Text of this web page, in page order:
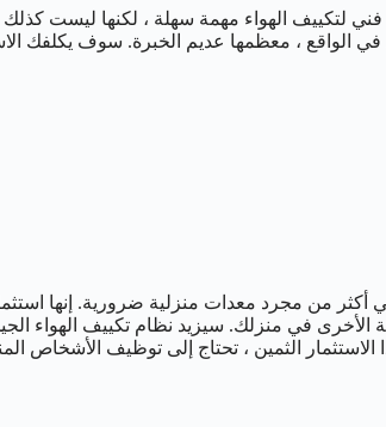
لتكييف الهواء مهمة سهلة ، لكنها ليست
في الواقع ، معظمها عديم الخبرة. سوف يكلفك
أكثر من مجرد معدات منزلية ضرورية. إنها
الأخرى في منزلك. سيزيد نظام تكييف الهواء
الثمين ، تحتاج إلى توظيف الأشخاص